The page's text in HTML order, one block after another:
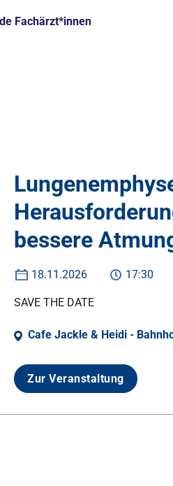
Fachärzt*innen
bessere
18.11.2026 17:30
SAVE THE DATE
Cafe Jackle & Heidi -
Zur Veranstaltung